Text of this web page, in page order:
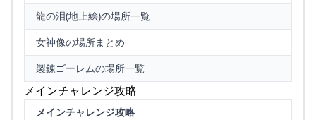
龍の泪(地上絵)の場所一覧
女神像の場所まとめ
製錬ゴーレムの場所一覧
メインチャレンジ攻略
メインチャレンジ攻略